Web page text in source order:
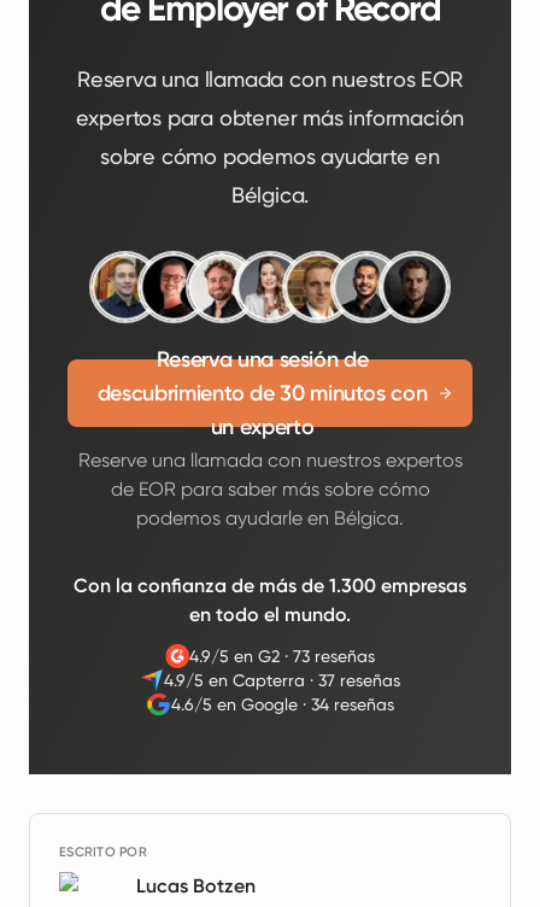
Reserva una llamada con nuestros EOR
expertos para obtener más información
sobre cómo podemos ayudarte en
Bélgica.
Reserva una sesión de
descubrimiento de 30 minutos con
un experto
Reserve una llamada con nuestros expertos
de EOR para saber más sobre cómo
podemos ayudarle en Bélgica.
Con la confianza de más de 1.300 empresas
en todo el mundo.
4.9/5 en G2 ·73 reseñas
4.9/5 en Capterra ·37 reseñas
4.6/5 en Google· 34 reseñas
ESCRITO POR
Lucas Botzen